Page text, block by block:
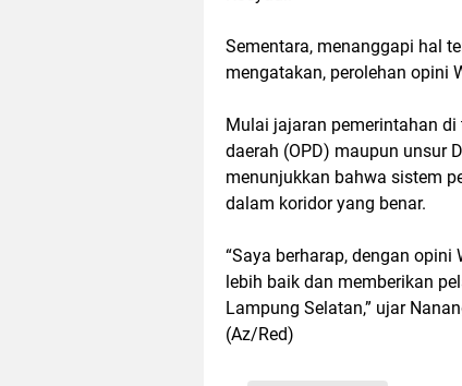
Sementara, menanggapi hal
mengatakan, perolehan opini
Mulai jajaran pemerintahan
daerah (OPD) maupun unsur
menunjukkan bahwa sistem
dalam koridor yang benar.
“Saya berharap, dengan opini
lebih baik dan memberikan
Lampung Selatan,” ujar
(Az/Red)